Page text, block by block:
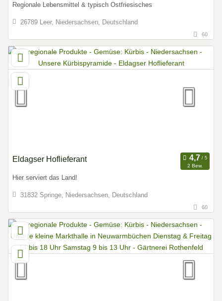
Regionale Lebensmittel & typisch Ostfriesisches
26789 Leer, Niedersachsen, Deutschland
60
Eldagser Hoflieferant
2 Bew.
Hier serviert das Land!
31832 Springe, Niedersachsen, Deutschland
60